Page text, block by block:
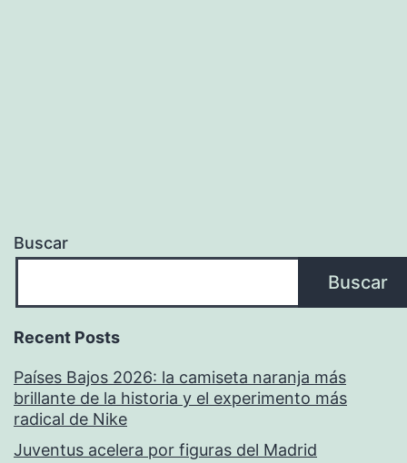
Buscar
Buscar
Recent Posts
Países Bajos 2026: la camiseta naranja más
brillante de la historia y el experimento más
radical de Nike
Juventus acelera por figuras del Madrid